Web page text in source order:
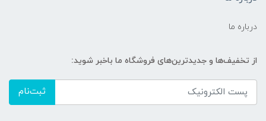
درباره ما
از تخفیف‌ها و جدیدترین‌های فروشگاه ما باخبر شوید:
ثبت‌نام